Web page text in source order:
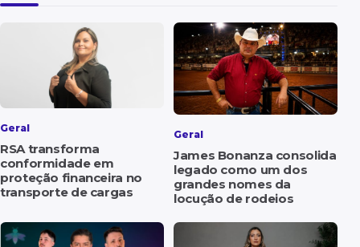
Geral
RSA transforma
conformidade em
proteção financeira no
transporte de cargas
Geral
James Bonanza consolida
legado como um dos
grandes nomes da
locução de rodeios